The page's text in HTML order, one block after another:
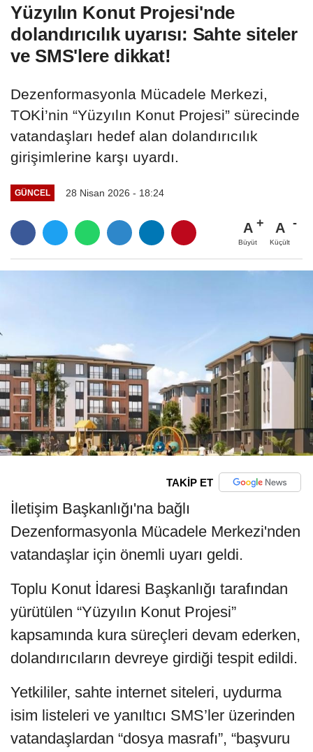
Yüzyılın Konut Projesi'nde
dolandırıcılık uyarısı: Sahte siteler
ve SMS'lere dikkat!
Dezenformasyonla Mücadele Merkezi,
TOKİ’nin “Yüzyılın Konut Projesi” sürecinde
vatandaşları hedef alan dolandırıcılık
girişimlerine karşı uyardı.
GÜNCEL 28 Nisan 2026 - 18:24
A
Büyüt
A
Küçült
TAKİP ET
İletişim Başkanlığı'na bağlı
Dezenformasyonla Mücadele Merkezi'nden
vatandaşlar için önemli uyarı geldi.
Toplu Konut İdaresi Başkanlığı tarafından
yürütülen “Yüzyılın Konut Projesi”
kapsamında kura süreçleri devam ederken,
dolandırıcıların devreye girdiği tespit edildi.
Yetkililer, sahte internet siteleri, uydurma
isim listeleri ve yanıltıcı SMS’ler üzerinden
vatandaşlardan “dosya masrafı”, “başvuru